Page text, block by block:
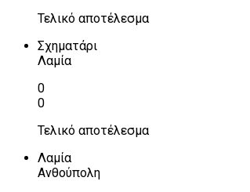
Τελικό αποτέλεσμα
Σχηματάρι
Λαμία
0
0
Τελικό αποτέλεσμα
Λαμία
Ανθούπολη